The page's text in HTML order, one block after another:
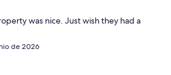
was nice. Just wish they had a
de 2026